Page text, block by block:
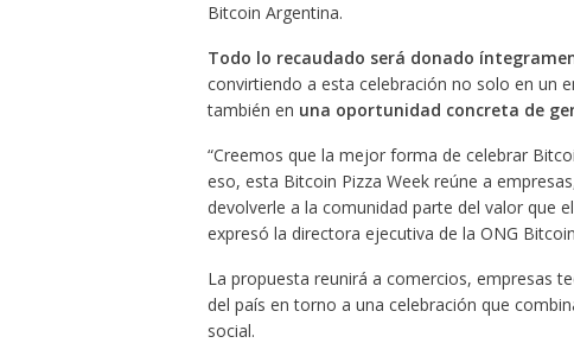
Bitcoin Argentina.
Todo lo recaudado será donado
convirtiendo a esta celebración no solo en un
también en una oportunidad concreta de
“Creemos que la mejor forma de celebrar
eso, esta Bitcoin Pizza Week reúne a
devolverle a la comunidad parte del valor que
expresó la directora ejecutiva de la ONG
La propuesta reunirá a comercios, empresas
del país en torno a una celebración que
social.